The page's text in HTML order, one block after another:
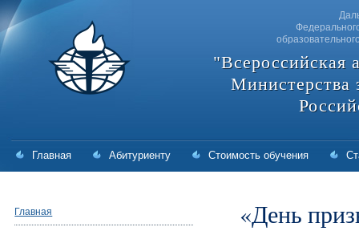
"Всероссийская
Министерства
Главная Абитуриенту Стоимость обучения
Главная «День